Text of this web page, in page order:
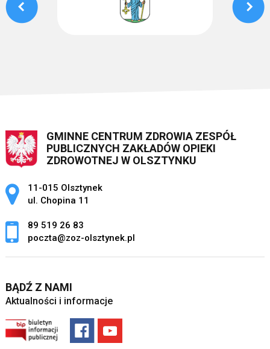
GMINNE CENTRUM ZDROWIA ZESPÓŁ
PUBLICZNYCH ZAKŁADÓW OPIEKI
ZDROWOTNEJ W OLSZTYNKU
Adres pocztowy:
11-015 Olsztynek
ul. Chopina 11
89 519 26 83
poczta@zoz-olsztynek.pl
BĄDŹ Z NAMI
Aktualności i informacje